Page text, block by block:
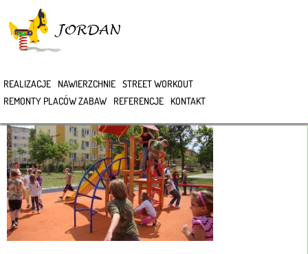
REALIZACJE NAWIERZCHNIE STREET WORKOUT
REMONTY PLACÓW ZABAW
REFERENCJE KONTAKT